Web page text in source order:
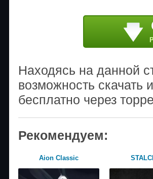
Находясь на данной
возможность скачать
бесплатно через
Рекомендуем:
Aion Classic